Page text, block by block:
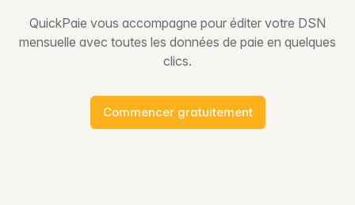
QuickPaie vous accompagne pour éditer votre DSN
mensuelle avec toutes les données de paie en quelques
clics.
Commencer gratuitement